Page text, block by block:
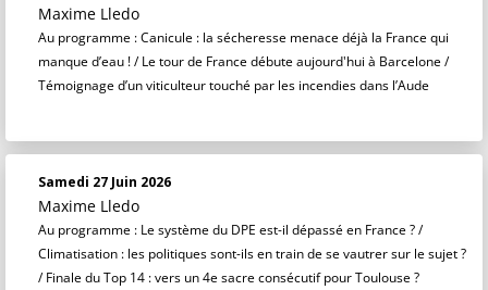
Maxime Lledo
Au programme : Canicule : la sécheresse menace déjà la France qui
manque d’eau ! / Le tour de France débute aujourd'hui à Barcelone /
Témoignage d’un viticulteur touché par les incendies dans l’Aude
Samedi 27 Juin 2026
Maxime Lledo
Au programme : Le système du DPE est-il dépassé en France ? /
Climatisation : les politiques sont-ils en train de se vautrer sur le sujet ?
/ Finale du Top 14 : vers un 4e sacre consécutif pour Toulouse ?